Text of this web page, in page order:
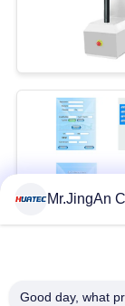
Mr.JingAn
Good day, what